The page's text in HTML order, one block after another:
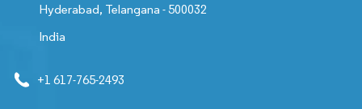
Hyderabad, Telangana - 500032
India
+1 617-765-2493